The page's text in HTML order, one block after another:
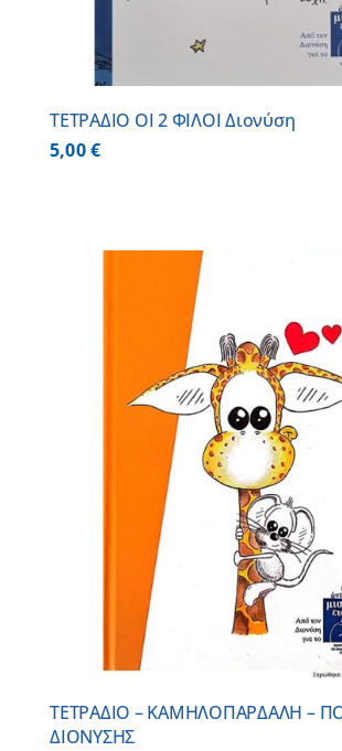
ΤΕΤΡΑΔΙΟ ΟΙ 2 ΦΙΛΟΙ Διονύση
5,00€
ΤΕΤΡΑΔΙΟ – ΚΑΜΗΛΟΠΑΡΔΑΛΗ –
ΔΙΟΝΥΣΗΣ